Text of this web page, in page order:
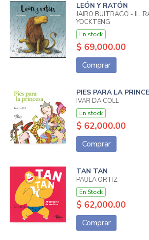
LEÓN Y RATÓN
JAIRO BUITRAGO - IL.
YOCKTENG
En stock
$ 69,000.00
Comprar
PIES PARA LA
IVAR DA COLL
En stock
$ 62,000.00
Comprar
TAN TAN
PAULA ORTIZ
En Stock
$ 62,000.00
Comprar